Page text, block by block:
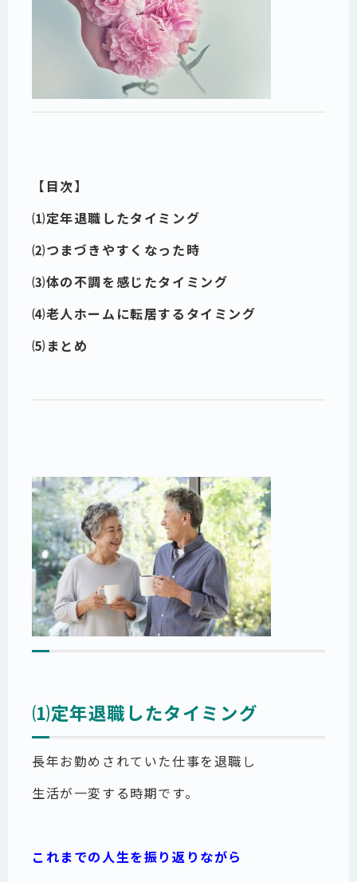
【目次】
⑴定年退職したタイミング
⑵つまづきやすくなった時
⑶体の不調を感じたタイミング
⑷老人ホームに転居するタイミング
⑸まとめ
⑴定年退職したタイミング
長年お勤めされていた仕事を退職し
生活が一変する時期です。
これまでの人生を振り返りながら